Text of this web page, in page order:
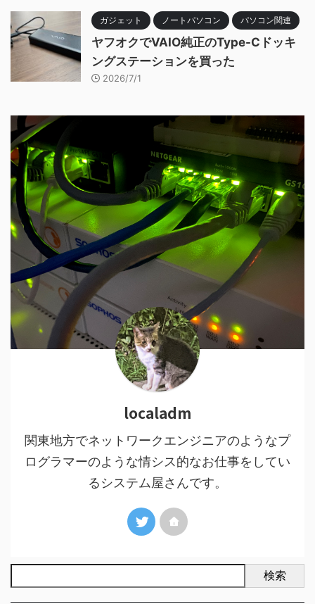
ガジェット ノートパソコン パソコン関連
ヤフオクでVAIO純正のType-Cドッキ
ングステーションを買った
2026/7/1
localadm
関東地方でネットワークエンジニアのようなプ
ログラマーのような情シス的なお仕事をしてい
るシステム屋さんです。
検索